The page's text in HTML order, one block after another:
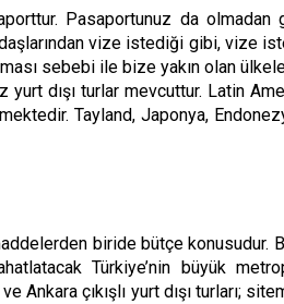
Pasaportunuz da olmadan
vize istediği gibi, vize
sebebi ile bize yakın olan
dışı turlar mevcuttur. Latin
Tayland, Japonya,
biride bütçe
Türkiye’nin büyük
ve Ankara çıkışlı yurt dışı